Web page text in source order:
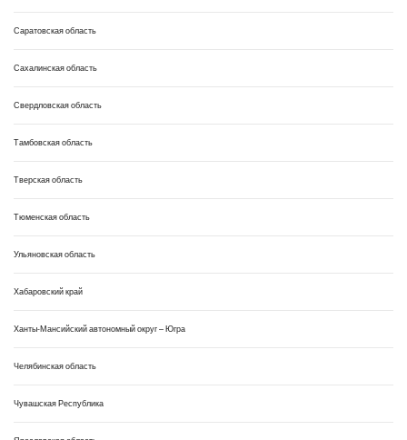
Саратовская область
Сахалинская область
Свердловская область
Тамбовская область
Тверская область
Тюменская область
Ульяновская область
Хабаровский край
Ханты-Мансийский автономный округ – Югра
Челябинская область
Чувашская Республика